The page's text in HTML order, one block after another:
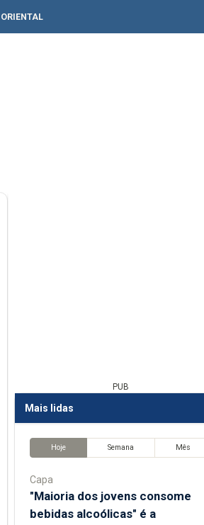
PUB
Mais lidas
Hoje Semana Mês
Capa
"Maioria dos jovens consome
bebidas alcoólicas" é a